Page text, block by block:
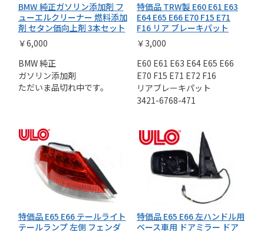
BMW 純正ガソリン添加剤 フ
ューエルクリーナー 燃料添加
剤 セタン価向上剤 3本セット
￥6,000
BMW 純正
ガソリン添加剤
ただいま品切れ中です。
特価品 TRW製 E60 E61 E63
E64 E65 E66 E70 F15 E71
F16 リア ブレーキパット
￥3,000
E60 E61 E63 E64 E65 E66
E70 F15 E71 E72 F16
リアブレーキパット
3421-6768-471
特価品 E65 E66 テールライト
テールランプ 左側 フェンダ
特価品 E65 E66 左ハンドル用
ベース車用 ドアミラー ドア